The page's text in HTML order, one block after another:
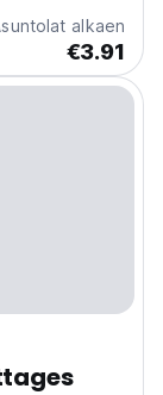
alkaen
€3.91